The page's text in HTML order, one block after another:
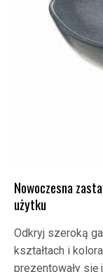
Nowoczesna
użytku
Odkryj szeroką
kształtach i
prezentowały